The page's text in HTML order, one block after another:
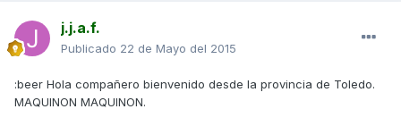
j.j.a.f.
Publicado 22 de Mayo del 2015
:beer Hola compañero bienvenido desde la provincia de Toledo.
MAQUINON MAQUINON.